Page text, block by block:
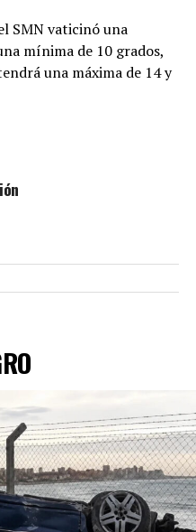
SMN vaticinó una
mínima de 10 grados,
una máxima de 14 y